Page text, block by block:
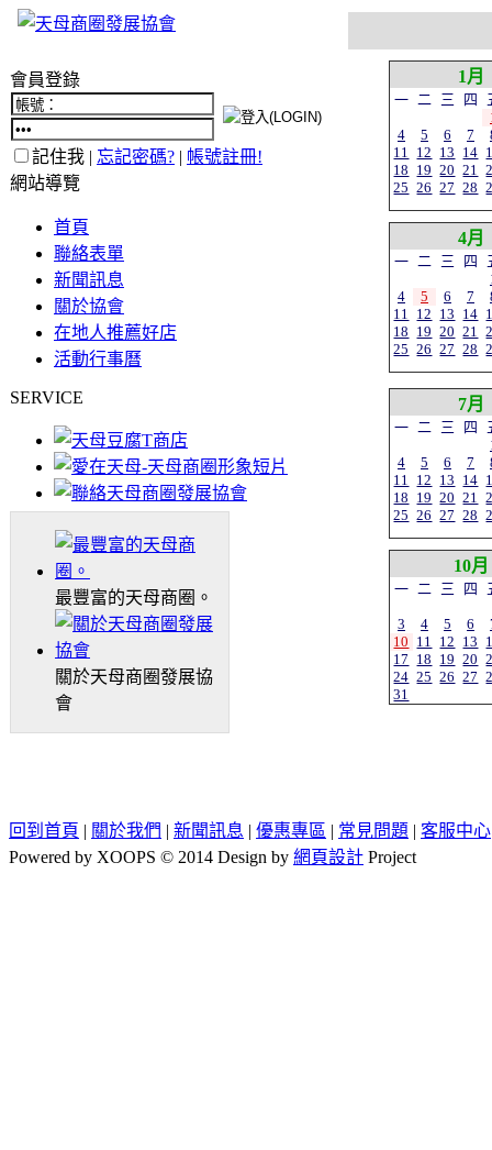
會員登錄
記住我 | 忘記密碼? | 帳號註冊!
網站導覽
首頁
聯絡表單
新聞訊息
關於協會
在地人推薦好店
活動行事曆
SERVICE
最豐富的天母商圈。
關於天母商圈發展協
會
1月
一 二 三 四
4
5 6 7
11 12 13 14
18 19 20 21
25 26 27 28
4月
一 二 三 四
4
5 6 7
11 12 13 14
18 19 20 21
25 26 27 28
7月
一 二 三 四
4
5 6 7
11 12 13 14
18 19 20 21
25 26 27 28
10月
一 二 三 四
3 4 5 6
10 11 12 13
17 18 19 20
24 25 26 27
31
回到首頁 | 關於我們 | 新聞訊息 | 優惠專區 | 常見問題 | 客服中心
Powered by XOOPS © 2014 Design by 網頁設計 Project